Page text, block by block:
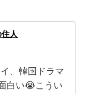
人
、韓国ドラマ
白い😭こうい